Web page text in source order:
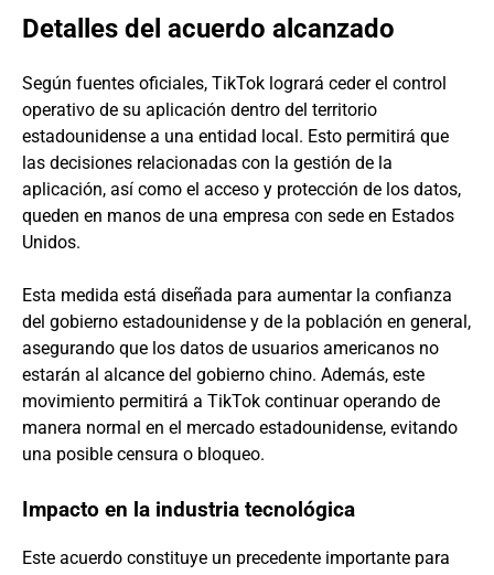
Detalles del acuerdo alcanzado
Según fuentes oficiales, TikTok logrará ceder el control
operativo de su aplicación dentro del territorio
estadounidense a una entidad local. Esto permitirá que
las decisiones relacionadas con la gestión de la
aplicación, así como el acceso y protección de los datos,
queden en manos de una empresa con sede en Estados
Unidos.
Esta medida está diseñada para aumentar la confianza
del gobierno estadounidense y de la población en general,
asegurando que los datos de usuarios americanos no
estarán al alcance del gobierno chino. Además, este
movimiento permitirá a TikTok continuar operando de
manera normal en el mercado estadounidense, evitando
una posible censura o bloqueo.
Impacto en la industria tecnológica
Este acuerdo constituye un precedente importante para